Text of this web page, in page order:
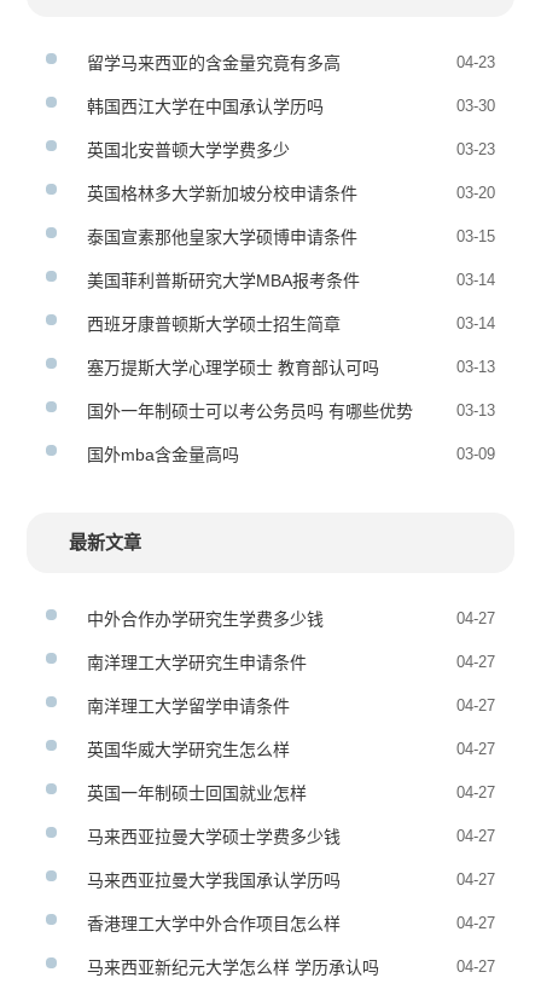
留学马来西亚的含金量究竟有多高 04-23
韩国西江大学在中国承认学历吗 03-30
英国北安普顿大学学费多少 03-23
英国格林多大学新加坡分校申请条件 03-20
泰国宣素那他皇家大学硕博申请条件 03-15
美国菲利普斯研究大学MBA报考条件 03-14
西班牙康普顿斯大学硕士招生简章 03-14
塞万提斯大学心理学硕士 教育部认可吗 03-13
国外一年制硕士可以考公务员吗 有哪些优势 03-13
国外mba含金量高吗 03-09
最新文章
中外合作办学研究生学费多少钱 04-27
南洋理工大学研究生申请条件 04-27
南洋理工大学留学申请条件 04-27
英国华威大学研究生怎么样 04-27
英国一年制硕士回国就业怎样 04-27
马来西亚拉曼大学硕士学费多少钱 04-27
马来西亚拉曼大学我国承认学历吗 04-27
香港理工大学中外合作项目怎么样 04-27
马来西亚新纪元大学怎么样 学历承认吗 04-27